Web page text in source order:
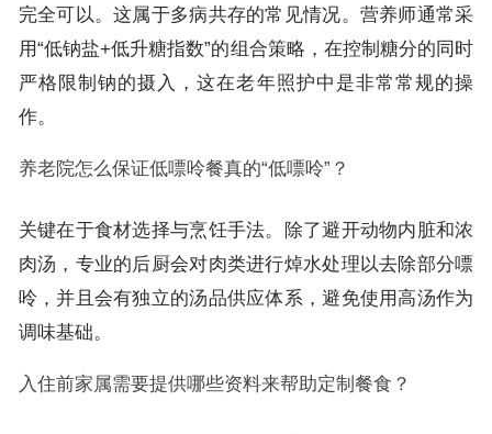
完全可以。这属于多病共存的常见情况。营养师通常采
用“低钠盐+低升糖指数”的组合策略，在控制糖分的同时
严格限制钠的摄入，这在老年照护中是非常常规的操
作。
养老院怎么保证低嘌呤餐真的“低嘌呤”？
关键在于食材选择与烹饪手法。除了避开动物内脏和浓
肉汤，专业的后厨会对肉类进行焯水处理以去除部分嘌
呤，并且会有独立的汤品供应体系，避免使用高汤作为
调味基础。
入住前家属需要提供哪些资料来帮助定制餐食？